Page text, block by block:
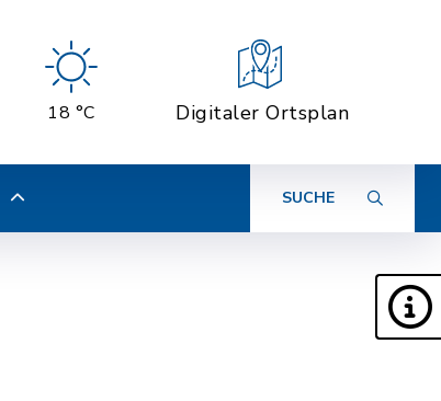
18 °C Digitaler Ortsplan
SUCHE